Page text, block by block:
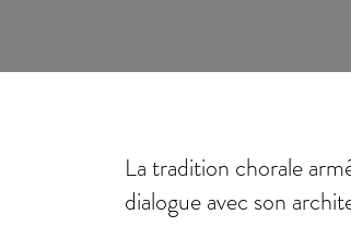
La tradition chorale
dialogue avec son